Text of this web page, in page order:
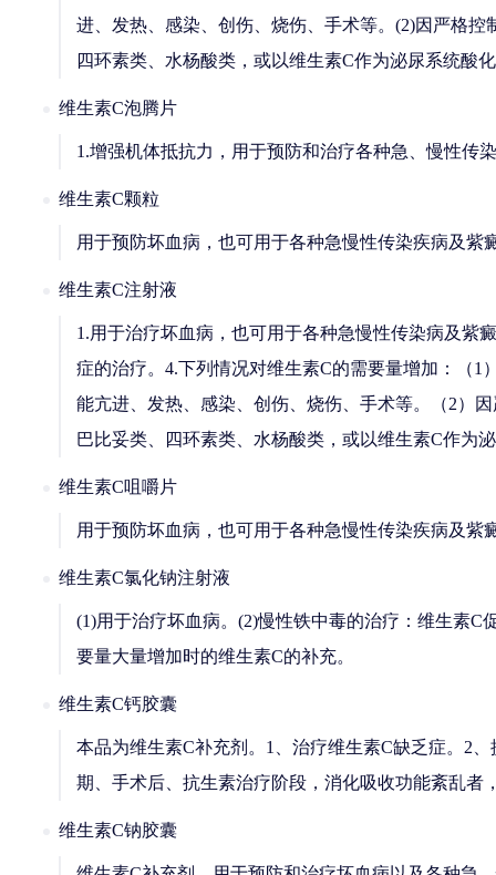
进、发热、感染、创伤、烧伤、手术等。(2)因严格
四环素类、水杨酸类，或以维生素C作为泌尿系统酸
维生素C泡腾片
1.增强机体抵抗力，用于预防和治疗各种急、慢性传
维生素C颗粒
用于预防坏血病，也可用于各种急慢性传染疾病及紫
维生素C注射液
1.用于治疗坏血病，也可用于各种急慢性传染病及紫
症的治疗。4.下列情况对维生素C的需要量增加：（
能亢进、发热、感染、创伤、烧伤、手术等。（2）
巴比妥类、四环素类、水杨酸类，或以维生素C作为
维生素C咀嚼片
用于预防坏血病，也可用于各种急慢性传染疾病及紫
维生素C氯化钠注射液
(1)用于治疗坏血病。(2)慢性铁中毒的治疗：维生素
要量大量增加时的维生素C的补充。
维生素C钙胶囊
本品为维生素C补充剂。1、治疗维生素C缺乏症。2
期、手术后、抗生素治疗阶段，消化吸收功能紊乱者
维生素C钠胶囊